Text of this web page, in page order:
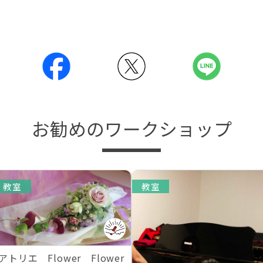
お勧めのワークショップ
教室
トリエ Flower Flower
教室